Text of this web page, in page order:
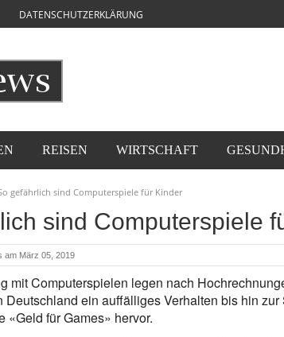
DATENSCHUTZERKLÄRUNG
REISEN WIRTSCHAFT
gefährlich sind Computerspiele für Kinder
sind Computerspiele
am März 05, 2019
mit Computerspielen legen nach
Deutschland ein auffälliges Verhalten bis hin zur
«Geld für Games» hervor.